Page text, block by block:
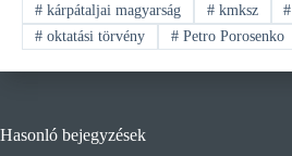
#kárpátaljai magyarság #kmksz #
#oktatási törvény #Petro Porosenko
Hasonló bejegyzések